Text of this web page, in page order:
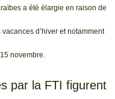
a été élargie en raison de
d’hiver et notamment
novembre.
par la FTI figurent